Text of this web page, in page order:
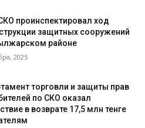
проинспектировал ход
защитных сооружений
районе
2025
торговли и защиты прав
по СКО оказал
в возврате 17,5 млн тенге